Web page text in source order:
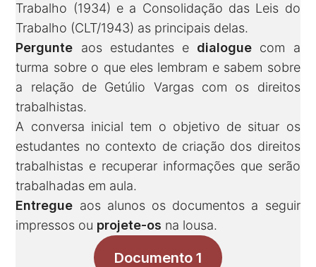
Trabalho (1934) e a Consolidação das Leis do
Trabalho (CLT/1943) as principais delas.
Pergunte aos estudantes e dialogue com a
turma sobre o que eles lembram e sabem sobre
a relação de Getúlio Vargas com os direitos
trabalhistas.
A conversa inicial tem o objetivo de situar os
estudantes no contexto de criação dos direitos
trabalhistas e recuperar informações que serão
trabalhadas em aula.
Entregue aos alunos os documentos a seguir
impressos ou projete-os na lousa.
Documento 1